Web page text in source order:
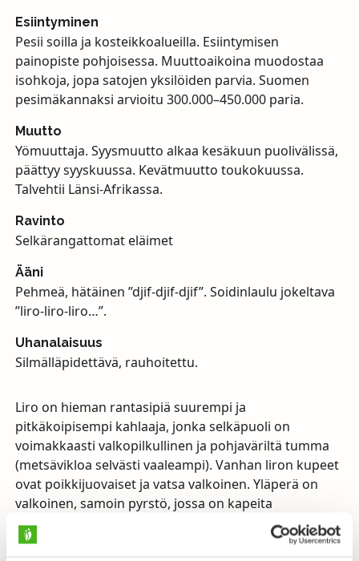
Esiintyminen
Pesii soilla ja kosteikkoalueilla. Esiintymisen
painopiste pohjoisessa. Muuttoaikoina muodostaa
isohkoja, jopa satojen yksilöiden parvia. Suomen
pesimäkannaksi arvioitu 300.000–450.000 paria.
Muutto
Yömuuttaja. Syysmuutto alkaa kesäkuun puolivälissä,
päättyy syyskuussa. Kevätmuutto toukokuussa.
Talvehtii Länsi-Afrikassa.
Ravinto
Selkärangattomat eläimet
Ääni
Pehmeä, hätäinen ”djif-djif-djif”. Soidinlaulu jokeltava
”liro-liro-liro…”.
Uhanalaisuus
Silmälläpidettävä, rauhoitettu.
Liro on hieman rantasipiä suurempi ja
pitkäkoipisempi kahlaaja, jonka selkäpuoli on
voimakkaasti valkopilkullinen ja pohjaväriltä tumma
(metsävikloa selvästi vaaleampi). Vanhan liron kupeet
ovat poikkijuovaiset ja vatsa valkoinen. Yläperä on
valkoinen, samoin pyrstö, jossa on kapeita
poikkijuovia. Nuori liro muistuttaa aikuista, mutta sen
selkäpuolen höyhenreunat ovat ruosteenkeltaisia.